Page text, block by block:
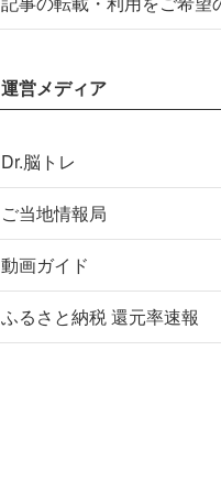
運営メディア
Dr.脳トレ
ご当地情報局
動画ガイド
ふるさと納税 還元率速報